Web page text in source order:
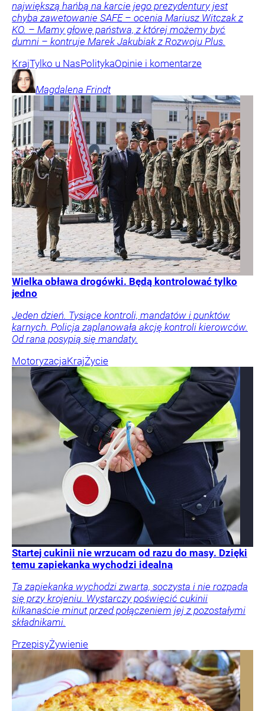
największą hańbą na karcie jego prezydentury jest
chyba zawetowanie SAFE – ocenia Mariusz Witczak z
KO. – Mamy głowę państwa, z której możemy być
dumni – kontruje Marek Jakubiak z Rozwoju Plus.
KrajTylko u NasPolitykaOpinie i komentarze
Magdalena Frindt
Wielka obława drogówki. Będą kontrolować tylko
jedno
Jeden dzień. Tysiące kontroli, mandatów i punktów
karnych. Policja zaplanowała akcję kontroli kierowców.
Od rana posypią się mandaty.
MotoryzacjaKrajŻycie
Startej cukinii nie wrzucam od razu do masy. Dzięki
temu zapiekanka wychodzi idealna
Ta zapiekanka wychodzi zwarta, soczysta i nie rozpada
się przy krojeniu. Wystarczy poświęcić cukinii
kilkanaście minut przed połączeniem jej z pozostałymi
składnikami.
PrzepisyŻywienie